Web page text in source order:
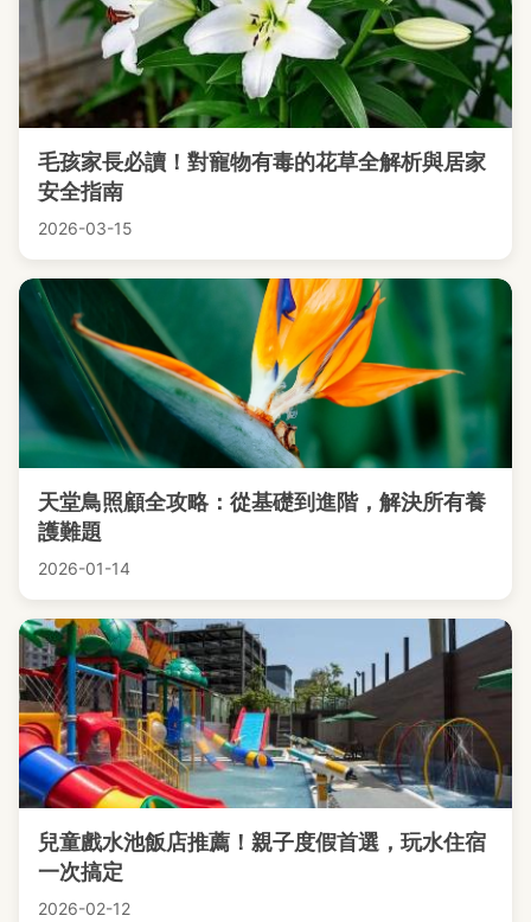
毛孩家長必讀！對寵物有毒的花草全解析與居家
安全指南
2026-03-15
天堂鳥照顧全攻略：從基礎到進階，解決所有養
護難題
2026-01-14
兒童戲水池飯店推薦！親子度假首選，玩水住宿
一次搞定
2026-02-12